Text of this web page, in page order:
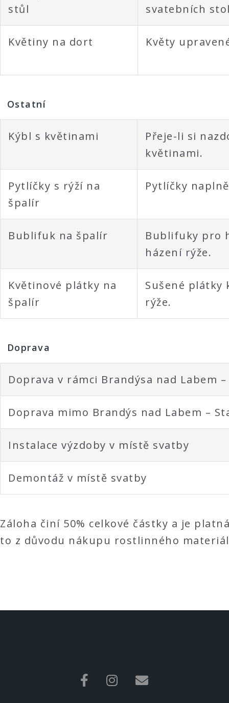
stůl
svatebních
Květiny na dort Květy
Ostatní
Kýbl s květinami
Přeje-li si
květinami.
Pytlíčky s rýží na
špalír
Pytlíčky
Bublifuk na špalír
Bublifuky pro
házení rýže.
Květinové plátky na
špalír
Sušené plátky
rýže.
Doprava
Doprava v rámci Brandýsa nad Labem
Doprava mimo Brandýs nad Labem –
Instalace výzdoby v místě svatby
Demontáž v místě svatby
Záloha činí 50% celkové částky a je
to z důvodu nákupu rostlinného